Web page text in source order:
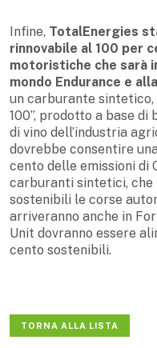
Infine, TotalEnergies
rinnovabile al 100 per
motoristiche che sarà
mondo Endurance e
un carburante sintetico,
100”, prodotto a base
di vino dell’industria
dovrebbe consentire
cento delle emissioni di
carburanti sintetici, che
sostenibili le corse
arriveranno anche in
Unit dovranno essere
cento sostenibili.
TORNA ALLA LISTA